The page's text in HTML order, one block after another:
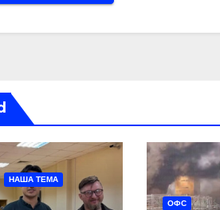
НАША ТЕМА
ОФС